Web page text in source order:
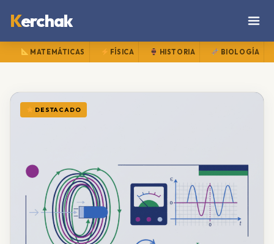
Kerchak
MATEMÁTICAS FÍSICA HISTORIA BIOLOGÍA
DESTACADO